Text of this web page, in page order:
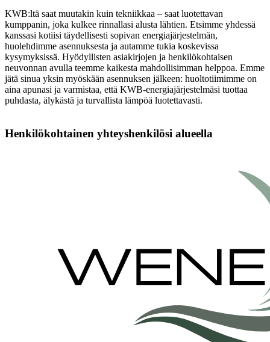
KWB:ltä saat muutakin kuin tekniikkaa – saat luotettavan
kumppanin, joka kulkee rinnallasi alusta lähtien. Etsimme yhdessä
kanssasi kotiisi täydellisesti sopivan energiajärjestelmän,
huolehdimme asennuksesta ja autamme tukia koskevissa
kysymyksissä. Hyödyllisten asiakirjojen ja henkilökohtaisen
neuvonnan avulla teemme kaikesta mahdollisimman helppoa. Emme
jätä sinua yksin myöskään asennuksen jälkeen: huoltotiimimme on
aina apunasi ja varmistaa, että KWB-energiajärjestelmäsi tuottaa
puhdasta, älykästä ja turvallista lämpöä luotettavasti.
Henkilökohtainen yhteyshenkilösi alueella